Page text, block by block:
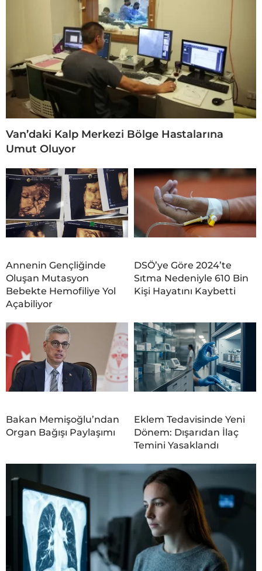
Van’daki Kalp Merkezi Bölge Hastalarına
Umut Oluyor
Annenin Gençliğinde
Oluşan Mutasyon
Bebekte Hemofiliye Yol
Açabiliyor
DSÖ’ye Göre 2024’te
Sıtma Nedeniyle 610 Bin
Kişi Hayatını Kaybetti
Bakan Memişoğlu’ndan
Organ Bağışı Paylaşımı
Eklem Tedavisinde Yeni
Dönem: Dışarıdan İlaç
Temini Yasaklandı